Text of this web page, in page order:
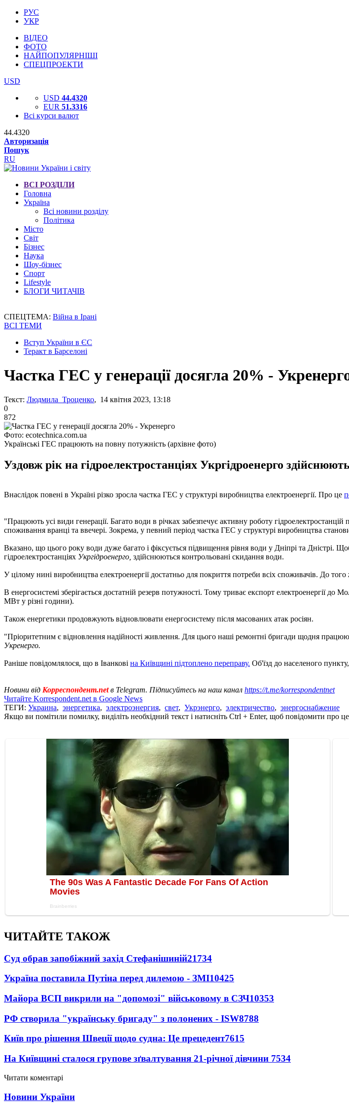
РУС
УКР
ВІДЕО
ФОТО
НАЙПОПУЛЯРНІШІ
СПЕЦПРОЕКТИ
USD
USD 44.4320
EUR 51.3316
Всі курси валют
44.4320
Авторизація
Пошук
RU
ВСІ РОЗДІЛИ
Головна
Україна
Всі новини розділу
Політика
Місто
Світ
Бізнес
Наука
Шоу-бізнес
Спорт
Lifestyle
БЛОГИ ЧИТАЧІВ
СПЕЦТЕМА: Війна в Ірані
ВСІ ТЕМИ
Вступ України в ЄС
Теракт в Барселоні
Частка ГЕС у генерації досягла 20% -
Текст: Людмила Троценко, 14 квітня 2023, 13:18
0
872
Фото: ecotechnica.com.ua
Українські ГЕС працюють на повну потужність (архівне фото)
Уздовж рік на гідроелектростанціях Укргідроенерго
Внаслідок повені в Україні різко зросла частка ГЕС у структурі виробництва електроенергії. Про це
"Працюють усі види генерації. Багато води в річках забезпечує активну роботу
споживання вранці та ввечері. Зокрема, у певний період частка ГЕС у структурі виробництва
Вказано, що цього року води дуже багато і фіксується підвищення рівня води у Дніпрі та Дністрі.
гідроелектростанціях Укргідроенерго, здійснюються контрольовані скидання води.
У цілому нині виробництва електроенергії достатньо для покриття потреби всіх споживачів. До
В енергосистемі зберігається достатній резерв потужності. Тому триває експорт електроенергії
МВт у різні години).
Також енергетики продовжують відновлювати енергосистему після масованих атак росіян.
"Пріоритетним є відновлення надійності живлення. Для цього наші ремонтні бригади щодня
Укренерго.
Раніше повідомлялося, що в Іванкові на Київщині підтоплено переправу. Об'їзд до населеного
Новини від Корреспондент.netв Telegram. Підписуйтесь на наш канал https://t.me/korrespondentnet
Читайте Korrespondent.net в Google News
ТЕГИ: Украина, энергетика, электроэнергия, свет, Укрэнерго, электричество, энергоснабжение
Якщо ви помітили помилку, виділіть необхідний текст і натисніть Ctrl + Enter, щоб повідомити про
ЧИТАЙТЕ ТАКОЖ
Суд обрав запобіжний захід Стефанішиній21734
Україна поставила Путіна перед дилемою - ЗМІ10425
Майора ВСП викрили на "допомозі" військовому в СЗЧ10353
РФ створила "українську бригаду" з полонених - ISW8788
Київ про рішення Швеції щодо судна: Це прецедент7615
На Київщині сталося групове зґвалтування 21-річної дівчини 7534
Читати коментарі
Новини України